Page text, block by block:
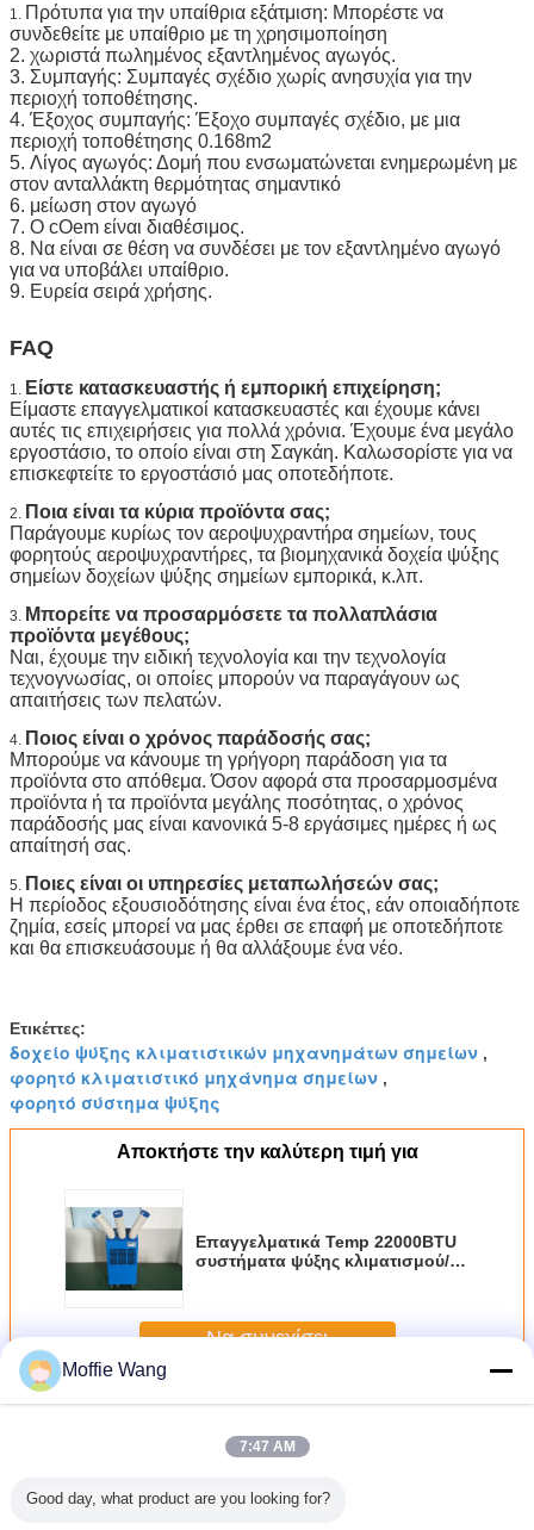
1. Πρότυπα για την υπαίθρια εξάτμιση: Μπορέστε να
συνδεθείτε με υπαίθριο με τη χρησιμοποίηση
2. χωριστά πωλημένος εξαντλημένος αγωγός.
3. Συμπαγής: Συμπαγές σχέδιο χωρίς ανησυχία για την
περιοχή τοποθέτησης.
4. Έξοχος συμπαγής: Έξοχο συμπαγές σχέδιο, με μια
περιοχή τοποθέτησης 0.168m2
5. Λίγος αγωγός: Δομή που ενσωματώνεται ενημερωμένη με
στον ανταλλάκτη θερμότητας σημαντικό
6. μείωση στον αγωγό
7. Ο cOem είναι διαθέσιμος.
8. Να είναι σε θέση να συνδέσει με τον εξαντλημένο αγωγό
για να υποβάλει υπαίθριο.
9. Ευρεία σειρά χρήσης.
FAQ
1. Είστε κατασκευαστής ή εμπορική επιχείρηση;
Είμαστε επαγγελματικοί κατασκευαστές και έχουμε κάνει
αυτές τις επιχειρήσεις για πολλά χρόνια. Έχουμε ένα μεγάλο
εργοστάσιο, το οποίο είναι στη Σαγκάη. Καλωσορίστε για να
επισκεφτείτε το εργοστάσιό μας οποτεδήποτε.
2. Ποια είναι τα κύρια προϊόντα σας;
Παράγουμε κυρίως τον αεροψυχραντήρα σημείων, τους
φορητούς αεροψυχραντήρες, τα βιομηχανικά δοχεία ψύξης
σημείων δοχείων ψύξης σημείων εμπορικά, κ.λπ.
3. Μπορείτε να προσαρμόσετε τα πολλαπλάσια
προϊόντα μεγέθους;
Ναι, έχουμε την ειδική τεχνολογία και την τεχνολογία
τεχνογνωσίας, οι οποίες μπορούν να παραγάγουν ως
απαιτήσεις των πελατών.
4. Ποιος είναι ο χρόνος παράδοσής σας;
Μπορούμε να κάνουμε τη γρήγορη παράδοση για τα
προϊόντα στο απόθεμα. Όσον αφορά στα προσαρμοσμένα
προϊόντα ή τα προϊόντα μεγάλης ποσότητας, ο χρόνος
παράδοσής μας είναι κανονικά 5-8 εργάσιμες ημέρες ή ως
απαίτησή σας.
5. Ποιες είναι οι υπηρεσίες μεταπωλήσεών σας;
Η περίοδος εξουσιοδότησης είναι ένα έτος, εάν οποιαδήποτε
ζημία, εσείς μπορεί να μας έρθει σε επαφή με οποτεδήποτε
και θα επισκευάσουμε ή θα αλλάξουμε ένα νέο.
Ετικέττες:
δοχείο ψύξης κλιματιστικών μηχανημάτων σημείων ,
φορητό κλιματιστικό μηχάνημα σημείων ,
φορητό σύστημα ψύξης
Αποκτήστε την καλύτερη τιμή για
Επαγγελματικά Temp 22000BTU
συστήματα ψύξης κλιματισμού/
Να συνεχίσει
ΠερισσότεροιΑεροψυχραντήρας σημείων
Moffie Wang
7:47 AM
Good day, what product are you looking for?